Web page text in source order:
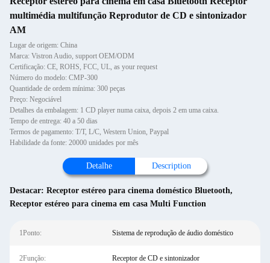
multimédia multifunção Reprodutor de CD e sintonizador
AM
Lugar de origem: China
Marca: Vistron Audio, support OEM/ODM
Certificação: CE, ROHS, FCC, UL, as your request
Número do modelo: CMP-300
Quantidade de ordem mínima: 300 peças
Preço: Negociável
Detalhes da embalagem: 1 CD player numa caixa, depois 2 em uma caixa.
Tempo de entrega: 40 a 50 dias
Termos de pagamento: T/T, L/C, Western Union, Paypal
Habilidade da fonte: 20000 unidades por mês
Detalhe Description
Destacar: Receptor estéreo para cinema doméstico Bluetooth,
Receptor estéreo para cinema em casa Multi Function
1Ponto: Sistema de reprodução de áudio doméstico
2Função: Receptor de CD e sintonizador